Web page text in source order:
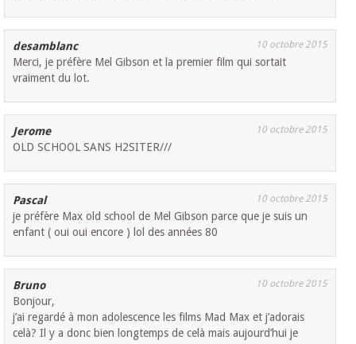
desamblanc 10 octobre 2015
Merci, je préfère Mel Gibson et la premier film qui sortait
vraiment du lot.
Jerome 10 octobre 2015
OLD SCHOOL SANS H2SITER///
Pascal 10 octobre 2015
je préfère Max old school de Mel Gibson parce que je suis un
enfant ( oui oui encore ) lol des années 80
Bruno 10 octobre 2015
Bonjour,
j’ai regardé à mon adolescence les films Mad Max et j’adorais
celà? Il y a donc bien longtemps de celà mais aujourd’hui je